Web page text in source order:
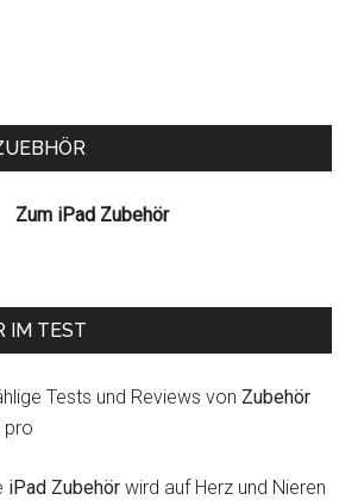
Zum iPad Zubehör
IM TEST
Tests und Reviews von Zubehör
pro
iPad Zubehör wird auf Herz und Nieren